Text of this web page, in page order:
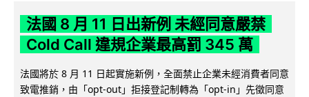
法國 8 月 11 日出新例 未經同意嚴禁
Cold Call 違規企業最高罰 345 萬
法國將於 8 月 11 日起實施新例，全面禁止企業未經消費者同意
致電推銷，由「opt-out」拒接登記制轉為「opt-in」先徵同意